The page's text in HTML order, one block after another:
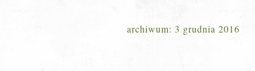
archiwum: 3 grudnia 2016